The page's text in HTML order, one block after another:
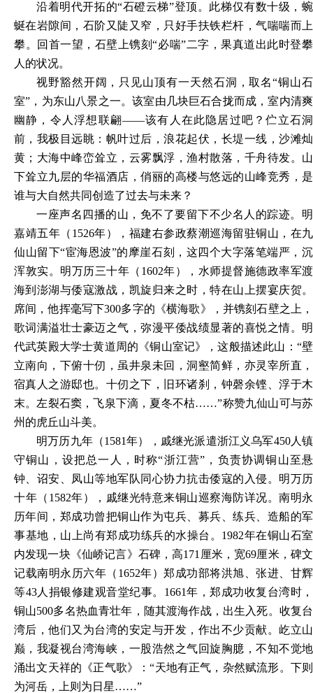
沿着明代开拓的“石磴云梯”登顶。此梯仅有数十级，蜿
蜒在岩隙间，石阶又陡又窄，只好手扶铁栏杆，气喘喘而上
攀。回首一望，石壁上镌刻“必喘”二字，果真道出此时登攀
人的状况。
视野豁然开阔，只见山顶有一天然石洞，取名“铜山石
室”，为东山八景之一。该室由几块巨石合拢而成，室内清爽
幽静，令人浮想联翩——该有人在此隐居过吧？伫立石洞
前，我极目远眺：帆叶过后，浪花起伏，长堤一线，沙滩灿
黄；大海中峰峦耸立，云雾飘浮，渔村散落，千舟待发。山
下耸立九层的华福酒店，俏丽的高楼与悠远的山峰竞秀，是
谁与大自然共同创造了过去与未来？
一座声名四播的山，免不了要留下不少名人的踪迹。明
嘉靖五年（ 1526年），福建右参政蔡潮巡海留驻铜山，在九
仙山留下“宦海恩波”的摩崖石刻，这四个大字落笔端严，沉
浑敦实。明万历三十年（1602年），水师提督施德政率军渡
海到澎湖与倭寇激战，凯旋归来之时，特在山上摆宴庆贺。
席间，他挥毫写下300多字的《横海歌》，并镌刻石壁之上，
歌词满溢壮士豪迈之气，弥漫平倭战绩显著的喜悦之情。明
代武英殿大学士黄道周的《铜山室记》，这般描述此山：“壁
立南向，下俯十仞，虽井泉未回，洞壑简鲜，亦灵宰所直，
宿真人之游邸也。十仞之下，旧环诸刹，钟磬余铿、浮于木
末。左裂石窦，飞泉下滴，夏冬不枯……”称赞九仙山可与苏
州的虎丘山斗美。
明万历九年（1581年），戚继光派遣浙江义乌军450人镇
守铜山，设把总一人，时称“浙江营”，负责协调铜山至悬
钟、诏安、凤山等地军队同心协力抗击倭寇的入侵。明万历
十年（1582年），戚继光特意来铜山巡察海防详况。南明永
历年间，郑成功曾把铜山作为屯兵、募兵、练兵、造船的军
事基地，山上尚有郑成功练兵的水操台。1982年在铜山石室
内发现一块《仙峤记言》石碑，高171厘米，宽69厘米，碑文
记载南明永历六年（1652年）郑成功部将洪旭、张进、甘辉
等43人捐银修建观音堂纪事。1661年，郑成功收复台湾时，
铜山500多名热血青壮年，随其渡海作战，出生入死。收复台
湾后，他们又为台湾的安定与开发，作出不少贡献。屹立山
巅，我凝视台湾海峡，一股浩然之气回旋胸臆，不知不觉地
涌出文天祥的《正气歌》：“天地有正气，杂然赋流形。下则
为河岳，上则为日星……”